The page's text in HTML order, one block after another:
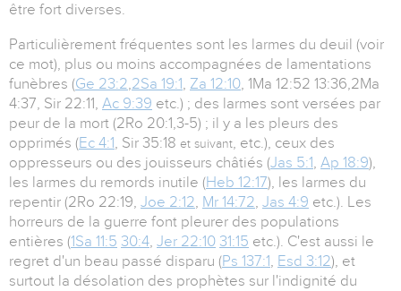
être fort diverses.
Particulièrement fréquentes sont les larmes du deuil (voir
ce mot), plus ou moins accompagnées de lamentations
funèbres (Ge 23:2,2Sa 19:1, Za 12:10, 1Ma 12:52 13:36,2Ma
4:37, Sir 22:11, Ac 9:39 etc.) ; des larmes sont versées par
peur de la mort (2Ro 20:1,3-5) ; il y a les pleurs des
opprimés (Ec 4:1, Sir 35:18 et suivant, etc.), ceux des
oppresseurs ou des jouisseurs châtiés (Jas 5:1, Ap 18:9),
les larmes du remords inutile (Heb 12:17), les larmes du
repentir (2Ro 22:19, Joe 2:12, Mr 14:72, Jas 4:9 etc.). Les
horreurs de la guerre font pleurer des populations
entières (1Sa 11:5 30:4, Jer 22:10 31:15 etc.). C'est aussi le
regret d'un beau passé disparu (Ps 137:1, Esd 3:12), et
surtout la désolation des prophètes sur l'indignité du